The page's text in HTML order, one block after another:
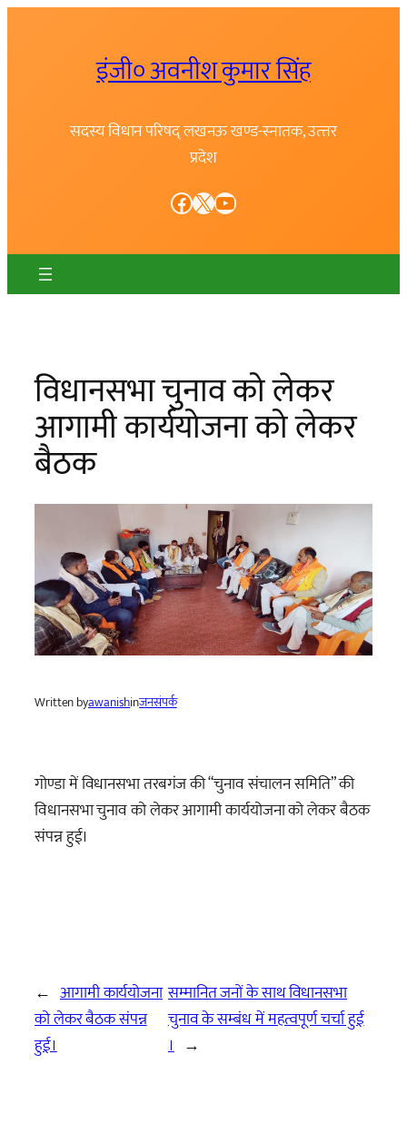
इंजी० अवनीश कुमार सिंह
सदस्य विधान परिषद् लखनऊ खण्ड-स्नातक, उत्त्तर
प्रदेश
Facebook X YouTube
विधानसभा चुनाव को लेकर
आगामी कार्ययोजना को लेकर
बैठक
Written byawanishinजनसंपर्क
गोण्डा में विधानसभा तरबगंज की “चुनाव संचालन समिति” की
विधानसभा चुनाव को लेकर आगामी कार्ययोजना को लेकर बैठक
संपन्न हुई।
← आगामी कार्ययोजना
को लेकर बैठक संपन्न
हुई।
सम्मानित जनों के साथ विधानसभा
चुनाव के सम्बंध में महत्वपूर्ण चर्चा हुई
। →